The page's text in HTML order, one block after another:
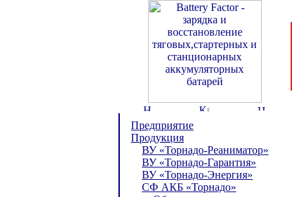
Предприятие
Продукция
ВУ «Торнадо-Реаниматор»
ВУ «Торнадо-Гарантия»
ВУ «Торнадо-Энергия»
СФ АКБ «Торнадо»